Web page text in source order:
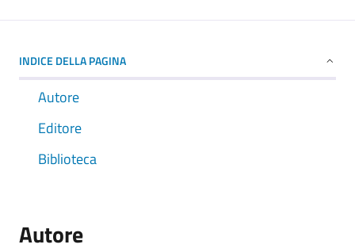
INDICE DELLA PAGINA
Autore
Editore
Biblioteca
Autore